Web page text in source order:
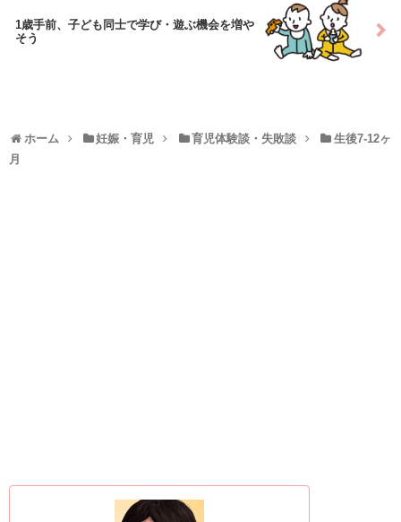
1歳手前、子ども同士で学び・遊ぶ機会を増や
そう
ホーム 妊娠・育児 育児体験談・失敗談
生後7-12ヶ
月